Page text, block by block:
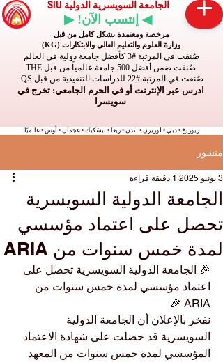
الجامعة السويسرية الدولية SIU
◀ إنتسب الآن! ▶
مرخصة ومعتمدة بشكل كامل من قبل
وزارة العلوم والتعليم العالي والابتكارات (KG)
صُنفت في المرتبة #3 كأفضل جامعة دولية في العالم
صُنفت ضمن أفضل 500 جامعة عالمياً من قبل THE
صُنفت في المرتبة #22 للدراسات التنفيذية من قبل QS
ادرس عبر الإنترنت أو في الحرم الجامعي: تخرج في
سويسرا
زيوريخ • دبي • لوزيرن • لندن • ريغا • بيشكيك • عجمان • أوش • عالميًا
منشور
الجامعة الدولية السويسرية
تحصل على اعتماد مؤسسي
لمدة خمس سنوات من ARIA
3 يونيو 2025 1 دقيقة قراءة
🎉 الجامعة الدولية السويسرية تحصل على
اعتماد مؤسسي لمدة خمس سنوات من
ARIA 🎉
نفخر بالإعلان أن الجامعة الدولية
السويسرية قد حصلت على شهادة الاعتماد
المؤسسي لمدة خمس سنوات من المعهد